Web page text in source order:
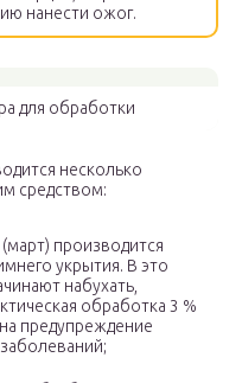
нанести ожог.
для обработки
несколько
средством:
производится
укрытия. В это
набухать,
обработка 3 %
предупреждение